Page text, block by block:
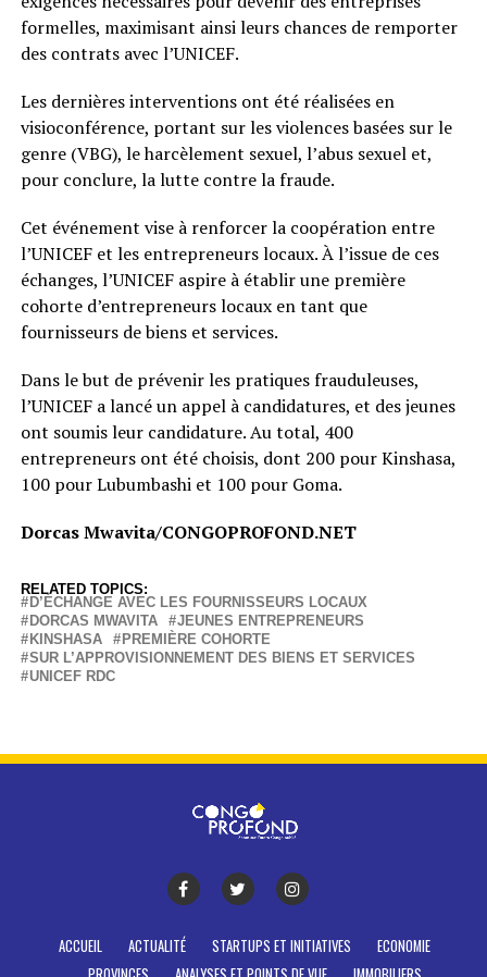
formelles, maximisant ainsi leurs chances de remporter
des contrats avec l’UNICEF.
Les dernières interventions ont été réalisées en
visioconférence, portant sur les violences basées sur le
genre (VBG), le harcèlement sexuel, l’abus sexuel et,
pour conclure, la lutte contre la fraude.
Cet événement vise à renforcer la coopération entre
l’UNICEF et les entrepreneurs locaux. À l’issue de ces
échanges, l’UNICEF aspire à établir une première
cohorte d’entrepreneurs locaux en tant que
fournisseurs de biens et services.
Dans le but de prévenir les pratiques frauduleuses,
l’UNICEF a lancé un appel à candidatures, et des jeunes
ont soumis leur candidature. Au total, 400
entrepreneurs ont été choisis, dont 200 pour Kinshasa,
100 pour Lubumbashi et 100 pour Goma.
Dorcas Mwavita/CONGOPROFOND.NET
RELATED TOPICS:
D’ÉCHANGE AVEC LES FOURNISSEURS LOCAUX
DORCAS MWAVITA
JEUNES ENTREPRENEURS
KINSHASA
PREMIÈRE COHORTE
SUR L’APPROVISIONNEMENT DES BIENS ET SERVICES
UNICEF RDC
ACCUEIL ACTUALITÉ STARTUPS ET INITIATIVES
ECONOMIE